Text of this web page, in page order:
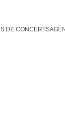
DE CONCERTS